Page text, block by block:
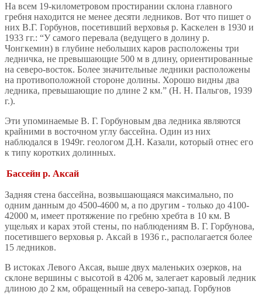
На всем 19-километровом простирании склона главного
гребня находится не менее десяти ледников. Вот что пишет о
них В.Г. Горбунов, посетивший верховья р. Каскелен в 1930 и
1933 гг.: “У самого перевала (ведущего в долину р.
Чонгкемин) в глубине небольших каров расположены три
ледничка, не превышающие 500 м в длину, ориентированные
на северо-восток. Более значительные ледники расположены
на противоположной стороне долины. Хорошо видны два
ледника, превышающие по длине 2 км.” (Н. Н. Пальгов, 1939
г.).
Эти упоминаемые В. Г. Горбуновым два ледника являются
крайними в восточном углу бассейна. Один из них
наблюдался в 1949г. геологом Д.Н. Казали, который отнес его
к типу коротких долинных.
Бассейн р. Аксай
Задняя стена бассейна, возвышающаяся максимально, по
одним данным до 4500-4600 м, а по другим - только до 4100-
42000 м, имеет протяжение по гребню хребта в 10 км. В
ущельях и карах этой стены, по наблюдениям В. Г. Горбунова,
посетившего верховья р. Аксай в 1936 г., располагается более
15 ледников.
В истоках Левого Аксая, выше двух маленьких озерков, на
склоне вершины с высотой в 4206 м, залегает каровый ледник
длиною до 2 км, обращенный на северо-запад. Горбунов